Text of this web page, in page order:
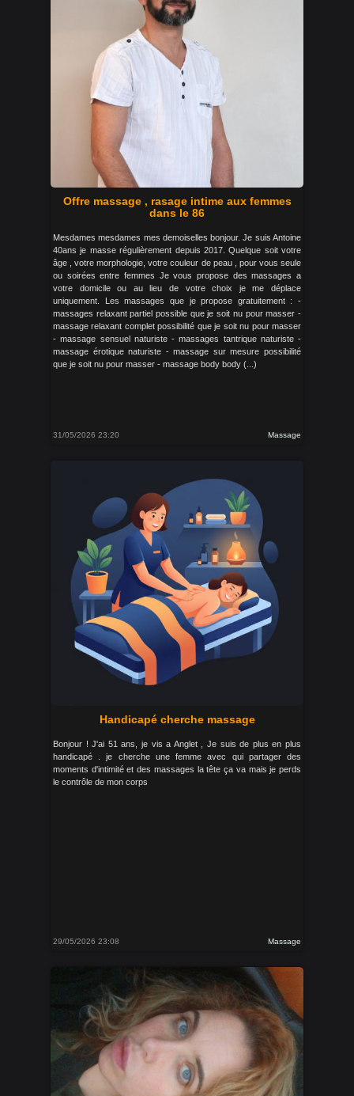
Offre massage , rasage intime aux femmes
dans le 86
Mesdames mesdames mes demoiselles bonjour. Je suis Antoine
40ans je masse régulièrement depuis 2017. Quelque soit votre
âge , votre morphologie, votre couleur de peau , pour vous seule
ou soirées entre femmes Je vous propose des massages a
votre domicile ou au lieu de votre choix je me déplace
uniquement. Les massages que je propose gratuitement : -
massages relaxant partiel possible que je soit nu pour masser -
massage relaxant complet possibilité que je soit nu pour masser
- massage sensuel naturiste - massages tantrique naturiste -
massage érotique naturiste - massage sur mesure possibilité
que je soit nu pour masser - massage body body (...)
31/05/2026 23:20 Massage
Handicapé cherche massage
Bonjour ! J'ai 51 ans, je vis a Anglet , Je suis de plus en plus
handicapé . je cherche une femme avec qui partager des
moments d'intimité et des massages la tête ça va mais je perds
le contrôle de mon corps
29/05/2026 23:08 Massage